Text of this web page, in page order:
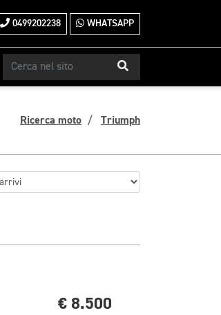
0499202238 WHATSAPP
Ricerca moto Triumph
€ 8.500